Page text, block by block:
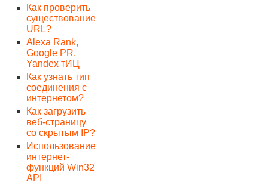
Как проверить
существование
URL?
Alexa Rank,
Google PR,
Yandex тИЦ
Как узнать тип
соединения с
интернетом?
Как загрузить
веб-страницу
со скрытым IP?
Использование
интернет-
функций Win32
API